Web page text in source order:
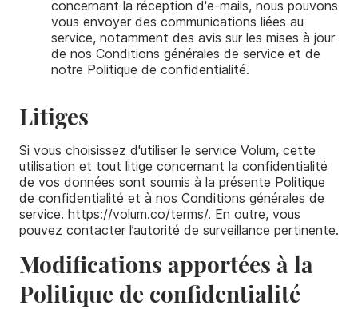
concernant la réception d'e-mails, nous pouvons
vous envoyer des communications liées au
service, notamment des avis sur les mises à jour
de nos Conditions générales de service et de
notre Politique de confidentialité.
Litiges
Si vous choisissez d'utiliser le service Volum, cette
utilisation et tout litige concernant la confidentialité
de vos données sont soumis à la présente Politique
de confidentialité et à nos Conditions générales de
service. https://volum.co/terms/. En outre, vous
pouvez contacter l’autorité de surveillance pertinente.
Modifications apportées à la
Politique de confidentialité